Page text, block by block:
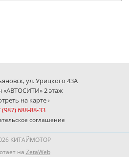
ул. Урицкого 43А
«АВТОСИТИ» 2 этаж
на карте ›
(987) 688-88-33
соглашение
КИТАЙМОТОР
на ZetaWeb